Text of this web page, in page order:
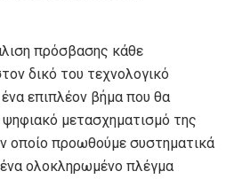
πρόσβασης κάθε
δικό του τεχνολογικό
ένα επιπλέον βήμα που θα
μετασχηματισμό της
οποίο προωθούμε συστηματικά
ολοκληρωμένο πλέγμα